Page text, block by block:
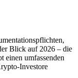
Blick auf 2026 – die
einen umfassenden
Investore